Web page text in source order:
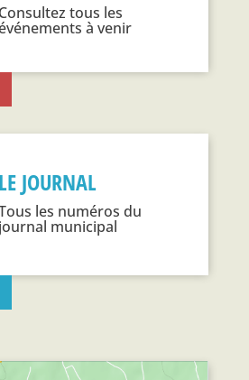
Consultez tous les
événements à venir
LE JOURNAL
les numéros du
journal municipal